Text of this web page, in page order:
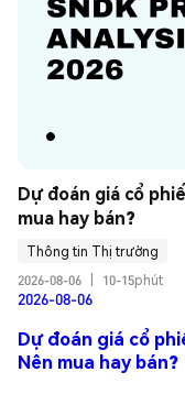
Dự đoán giá cổ
mua hay bán?
Thông tin Thị trường
2026-08-06
10-15phút
2026-08-06
Dự đoán giá cổ
Nên mua hay bán?